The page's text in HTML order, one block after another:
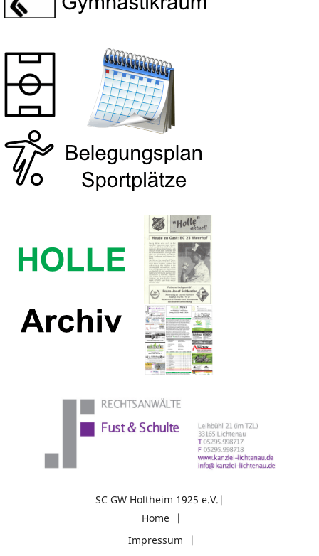
SC GW Holtheim 1925 e.V.
Home
Impressum